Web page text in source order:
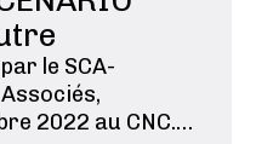
le SCA-
2022 au CNC.